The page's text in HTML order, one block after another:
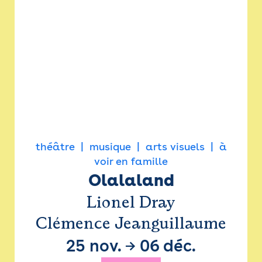
théâtre musique arts visuels
à
voir en famille
Olalaland
Lionel Dray
Clémence Jeanguillaume
25 nov. → 06 déc.